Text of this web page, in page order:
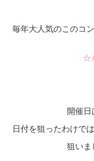
毎年大人気のこのコ
☆
開催日
日付を狙ったわけで
狙いま